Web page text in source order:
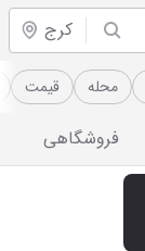
کرج
محله قیمت
فروشگاهی